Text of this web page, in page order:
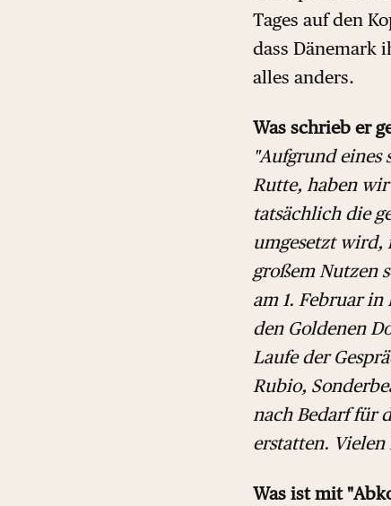
Tages auf den
dass Dänemark
alles anders.
Was schrieb er
"Aufgrund eines
Rutte, haben
tatsächlich die
umgesetzt wird,
großem Nutzen
am 1. Februar
den Goldenen
Laufe der
Rubio,
nach Bedarf für
erstatten.
Was ist mit